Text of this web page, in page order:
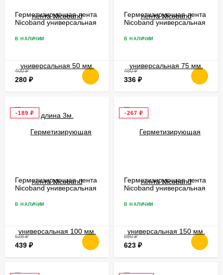
Герметизирующая лента
Nicoband универсальная
В НАЛИЧИИ
400₽
280 ₽
Герметизирующая лента
Nicoband универсальная
В НАЛИЧИИ
480₽
336 ₽
-189 ₽
Герметизирующая лента
Nicoband универсальная
В НАЛИЧИИ
628₽
439 ₽
-267 ₽
Герметизирующая лента
Nicoband универсальная
В НАЛИЧИИ
890₽
623 ₽